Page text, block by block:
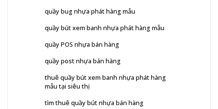
quầy bug nhựa phát hàng mẫu
quầy bút xem banh nhựa phát hàng mẫu
quầy POS nhựa bán hàng
quầy post nhựa bán hàng
thuê quầy bút xem banh nhựa phát hàng
mẫu tại siêu thị
tìm thuê quầy bút nhựa bán hàng